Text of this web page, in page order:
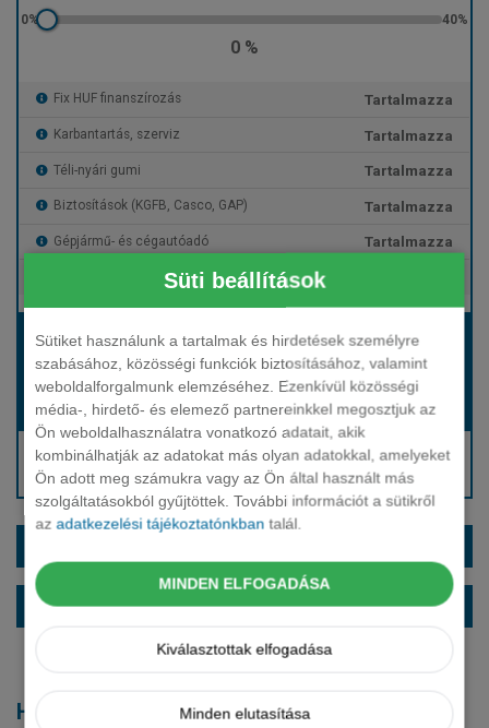
Süti beállítások
Sütiket használunk a tartalmak és hirdetések személyre
szabásához, közösségi funkciók biztosításához, valamint
weboldalforgalmunk elemzéséhez. Ezenkívül közösségi
média-, hirdető- és elemező partnereinkkel megosztjuk az
Ön weboldalhasználatra vonatkozó adatait, akik
kombinálhatják az adatokat más olyan adatokkal, amelyeket
Ön adott meg számukra vagy az Ön által használt más
szolgáltatásokból gyűjtöttek. További információt a sütikről
azadatkezelési tájékoztatónkban talál.
MINDEN ELFOGADÁSA
Kiválasztottak elfogadása
Minden elutasítása
0 %
Fix HUF finanszírozás Tartalmazza
Karbantartás, szerviz Tartalmazza
Téli-nyári gumi Tartalmazza
Biztosítások (KGFB, Casco, GAP) Tartalmazza
Gépjármű- és cégautóadó Tartalmazza
Európai assistance
Bérleti díj:
Hívjon bennünket!
Induló bérleti díj: Hívjon bennünket!
Hívjon: +36 1 888 0088
Kérjen visszahívást!
ALAPFELSZERELTSÉG
Hasonló modellek